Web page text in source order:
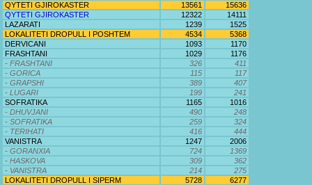
QYTETI GJIROKASTER
13561
15636
QYTETI GJIROKASTER
12322
14111
LAZARATI
1239
1525
LOKALITETI DROPULL I POSHTEM
4534
5368
DERVICANI
1093
1170
FRASHTANI
1029
1176
- FRASHTANI
326
411
- GORICA
115
117
- GRAPSHI
389
407
- LUGARI
199
241
SOFRATIKA
1165
1016
- DHUVJANI
490
248
- SOFRATIKA
259
324
- TERIHATI
416
444
VANISTRA
1247
2006
- GORANXIA
724
1369
- HASKOVA
309
362
- VANISTRA
214
275
LOKALITETI DROPULL I SIPERM
5728
6277